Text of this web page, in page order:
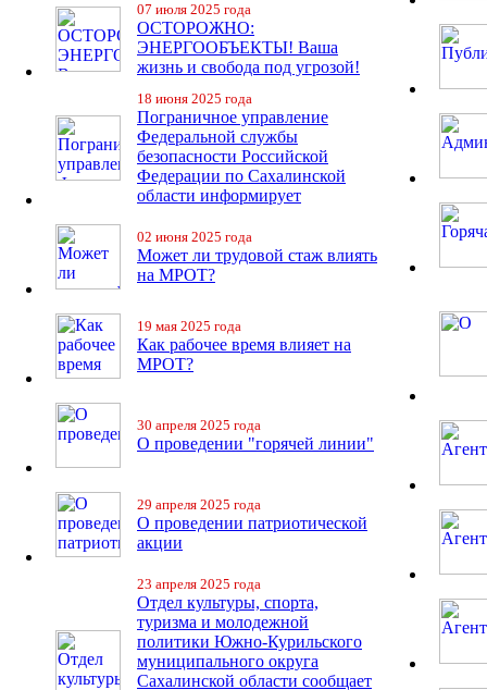
07 июля 2025 года
ОСТОРОЖНО:
ЭНЕРГООБЪЕКТЫ! Ваша
жизнь и свобода под угрозой!
18 июня 2025 года
Пограничное управление
Федеральной службы
безопасности Российской
Федерации по Сахалинской
области информирует
02 июня 2025 года
Может ли трудовой стаж влиять
на МРОТ?
19 мая 2025 года
Как рабочее время влияет на
МРОТ?
30 апреля 2025 года
О проведении "горячей линии"
29 апреля 2025 года
О проведении патриотической
акции
23 апреля 2025 года
Отдел культуры, спорта,
туризма и молодежной
политики Южно-Курильского
муниципального округа
Сахалинской области сообщает